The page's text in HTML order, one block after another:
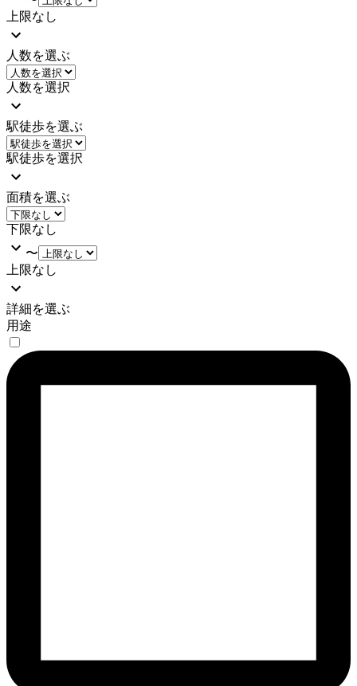
上限なし
人数を選ぶ
人数を選択
駅徒歩を選ぶ
駅徒歩を選択
面積を選ぶ
下限なし
〜
上限なし
詳細を選ぶ
用途